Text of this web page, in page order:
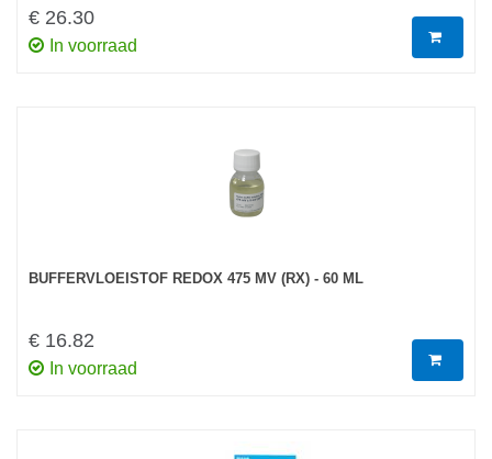
€ 26.30
In voorraad
BUFFERVLOEISTOF REDOX 475 MV (RX) - 60 ML
€ 16.82
In voorraad